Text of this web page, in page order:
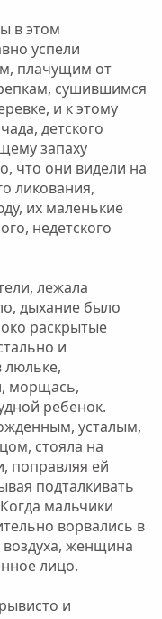
в этом
успели
плачущим от
сушившимся
и к этому
детского
запаху
что они видели на
ликования,
их маленькие
недетского
лежала
дыхание было
раскрытые
и
люльке,
морщась,
ребенок.
усталым,
стояла на
поправляя ей
подталкивать
мальчики
ворвались в
женщина
лицо.
и